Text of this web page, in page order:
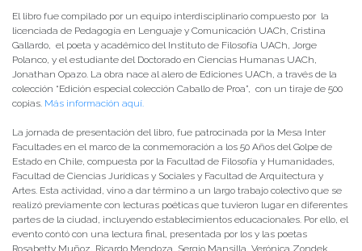
El libro fue compilado por un equipo interdisciplinario compuesto por la
licenciada de Pedagogía en Lenguaje y Comunicación UACh, Cristina
Gallardo, el poeta y académico del Instituto de Filosofía UACh, Jorge
Polanco, y el estudiante del Doctorado en Ciencias Humanas UACh,
Jonathan Opazo. La obra nace al alero de Ediciones UACh, a través de la
colección “Edición especial colección Caballo de Proa”, con un tiraje de 500
copias. Más información aquí.
La jornada de presentación del libro, fue patrocinada por la Mesa Inter
Facultades en el marco de la conmemoración a los 50 Años del Golpe de
Estado en Chile, compuesta por la Facultad de Filosofía y Humanidades,
Facultad de Ciencias Jurídicas y Sociales y Facultad de Arquitectura y
Artes. Esta actividad, vino a dar término a un largo trabajo colectivo que se
realizó previamente con lecturas poéticas que tuvieron lugar en diferentes
partes de la ciudad, incluyendo establecimientos educacionales. Por ello, el
evento contó con una lectura final, presentada por los y las poetas